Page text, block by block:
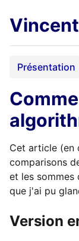
Présentation
Cet article (en
comparisons
et les sommes
que j'ai pu
Version